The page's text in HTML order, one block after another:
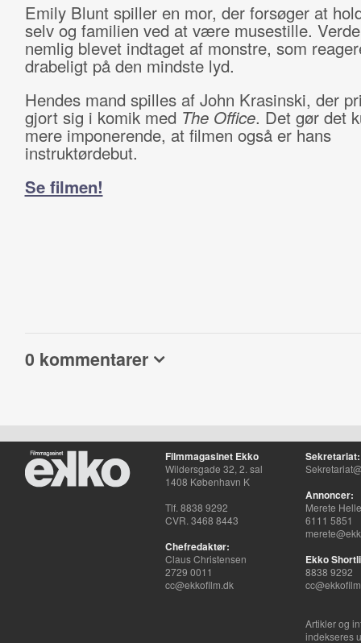
Emily Blunt spiller en mor, der forsøger at
selv og familien ved at være musestille.
nemlig blevet indtaget af monstre, som
drabeligt på den mindste lyd.
Hendes mand spilles af John Krasinski, der
gjort sig i komik med The Office. Det gør det
mere imponerende, at filmen også er hans
instruktørdebut.
Se filmen!
0 kommentarer
Filmmagasinet Ekko
Wildersgade 32, 2. sal
1408 København K
Tlf. 8838 9292
CVR. 3468 8443
Chefredaktør:
Claus Christensen
2729 0011
cc@ekkofilm.dk
Sekretariat:
Annoncer:
Merete
6111 5851
Ekko
8838 9292
Artikler og
indekseres